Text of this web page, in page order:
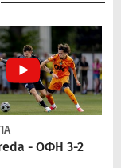
- ΟΦΗ 3-2